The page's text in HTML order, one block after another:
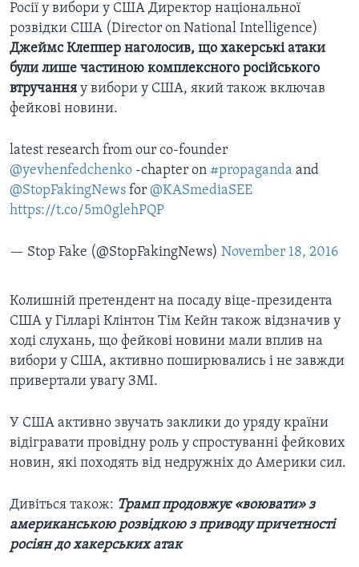
Росії у вибори у США Директор національної
розвідки США (Director on National Intelligence)
Джеймс Клеппер наголосив, що хакерські атаки
були лише частиною комплексного російського
втручання у вибори у США, який також включав
фейкові новини.
latest research from our co-founder
@yevhenfedchenko -chapter on #propaganda and
@StopFakingNews for @KASmediaSEE
https://t.co/5m0glehPQP
— Stop Fake (@StopFakingNews) November 18, 2016
Колишній претендент на посаду віце-президента
США у Гілларі Клінтон Тім Кейн також відзначив у
ході слухань, що фейкові новини мали вплив на
вибори у США, активно поширювались і не завжди
привертали увагу ЗМІ.
У США активно звучать заклики до уряду країни
відігравати провідну роль у спростуванні фейкових
новин, які походять від недружніх до Америки сил.
Дивіться також: Трамп продовжує «воювати» з
американською розвідкою з приводу причетності
росіян до хакерських атак